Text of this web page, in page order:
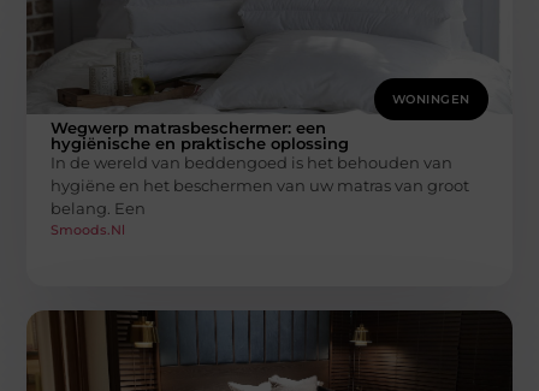
WONINGEN
Wegwerp matrasbeschermer: een
hygiënische en praktische oplossing
In de wereld van beddengoed is het behouden van
hygiëne en het beschermen van uw matras van groot
belang. Een
Smoods.nl